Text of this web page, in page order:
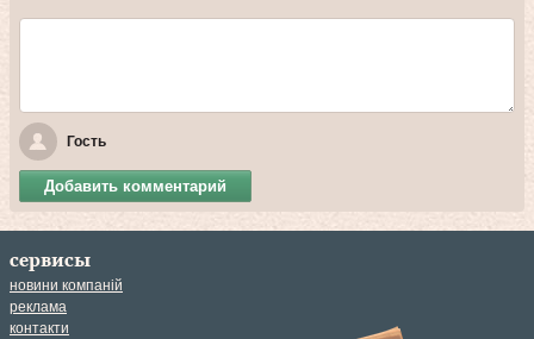
Гость
Добавить комментарий
сервисы
новини компаній
реклама
контакти